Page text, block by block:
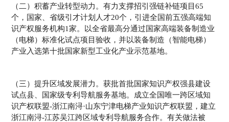
（二）积蓄产业转型动力。有力支撑招引强链补链项目65
个，国家、省级引才计划人才20个，引进全国前五强高端知
识产权服务机构1家。以全省最高分通过国家高端装备制造业
（电梯）标准化试点项目验收，并以装备制造（智能电梯）
产业入选第十批国家新型工业化产业示范基地。
（三）提升区域发展潜力。获批首批国家知识产权强县建设
试点县、国家级专利导航服务基地。成立全国唯一跨区域知
识产权联盟-浙江南浔·山东宁津电梯产业知识产权联盟，建立
浙江南浔-江苏吴江跨区域专利导航服务合作。有关做法被